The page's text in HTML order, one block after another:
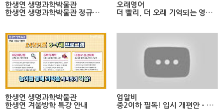
한생연 생명과학박물관
한생연 생명과학박물관 정규프로그램 안내
오래영어
더 빨리, 더 오래 기억되는 영어학습
한생연 생명과학박물관
한생연 겨울방학 특강 안내
엄알비
중2이하 필독! 입시 개편안 - 싹 바뀝니다!